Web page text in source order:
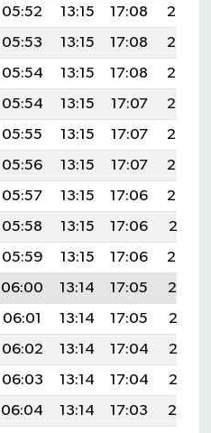
05:52 13:15 17:08
20:28
05:53 13:15 17:08
20:27
05:54 13:15 17:08
20:26
05:54 13:15 17:07
20:25
05:55 13:15 17:07
20:24
05:56 13:15 17:07
20:23
05:57 13:15 17:06
20:22
05:58 13:15 17:06
20:21
05:59 13:15 17:06
20:20
06:00 13:14 17:05
20:19
06:01 13:14 17:05
20:18
06:02 13:14 17:04
20:17
06:03 13:14 17:04
20:15
06:04 13:14 17:03
20:14